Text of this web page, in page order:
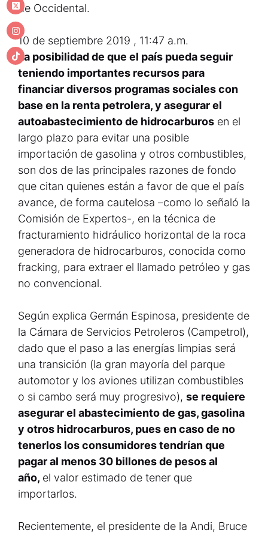
de Occidental.
10 de septiembre 2019 , 11:47 a.m.
La posibilidad de que el país pueda seguir
teniendo importantes recursos para
financiar diversos programas sociales con
base en la renta petrolera, y asegurar el
autoabastecimiento de hidrocarburos en el
largo plazo para evitar una posible
importación de gasolina y otros combustibles,
son dos de las principales razones de fondo
que citan quienes están a favor de que el país
avance, de forma cautelosa –como lo señaló la
Comisión de Expertos-, en la técnica de
fracturamiento hidráulico horizontal de la roca
generadora de hidrocarburos, conocida como
fracking, para extraer el llamado petróleo y gas
no convencional.
Según explica Germán Espinosa, presidente de
la Cámara de Servicios Petroleros (Campetrol),
dado que el paso a las energías limpias será
una transición (la gran mayoría del parque
automotor y los aviones utilizan combustibles
o si cambo será muy progresivo), se requiere
asegurar el abastecimiento de gas, gasolina
y otros hidrocarburos, pues en caso de no
tenerlos los consumidores tendrían que
pagar al menos 30 billones de pesos al
año, el valor estimado de tener que
importarlos.
Recientemente, el presidente de la Andi, Bruce